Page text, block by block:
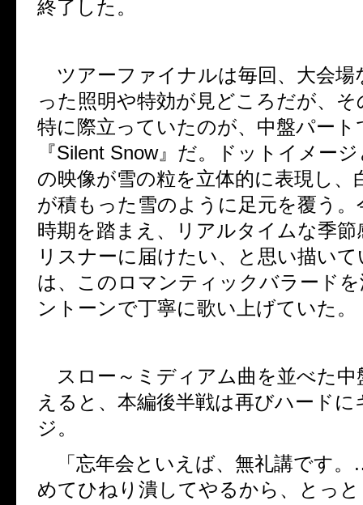
終了した。
ツアーファイナルは毎回、大会場
った照明や特効が見どころだが、そ
特に際立っていたのが、中盤パート
『Silent Snow』だ。ドットイメー
の映像が雪の粒を立体的に表現し、
が積もった雪のように足元を覆う。
時期を踏まえ、リアルタイムな季
リスナーに届けたい、と思い描い
は、このロマンティックバラード
ントーンで丁寧に歌い上げていた。
スロー～ミディアム曲を並べた中
えると、本編後半戦は再びハード
ジ。
「忘年会といえば、無礼講です。
めてひねり潰してやるから、とっ